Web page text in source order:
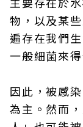
物，以及某
遍存在我們
一般細菌來
因此，被感
為主。然而